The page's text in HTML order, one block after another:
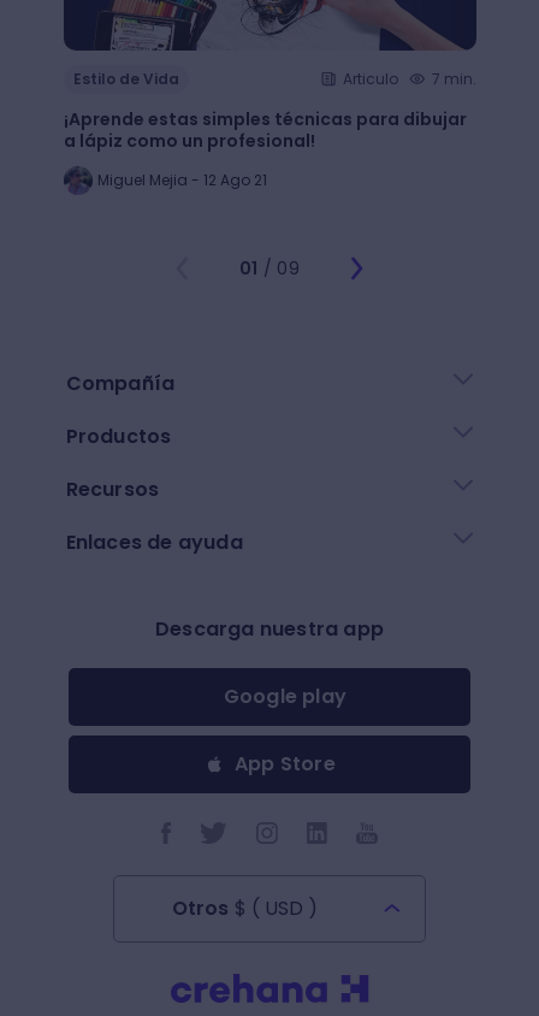
Estilo de Vida Articulo 7 min.
¡Aprende estas simples técnicas para dibujar
a lápiz como un profesional!
Miguel Mejia - 12 Ago 21
01 / 09
Compañía
Productos
Recursos
Enlaces de ayuda
Descarga nuestra app
Google play
App Store
Otros $ ( USD )